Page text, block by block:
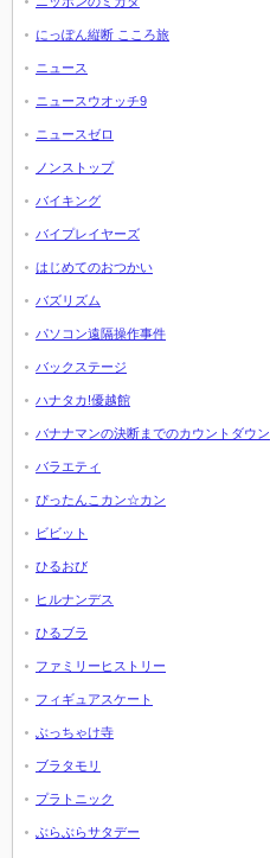
にっぽん縦断 こころ旅
ニュース
ニュースウオッチ9
ニュースゼロ
ノンストップ
バイキング
バイプレイヤーズ
はじめてのおつかい
バズリズム
パソコン遠隔操作事件
バックステージ
ハナタカ!優越館
バナナマンの決断までのカウントダウン
バラエティ
ぴったんこカン☆カン
ビビット
ひるおび
ヒルナンデス
ひるブラ
ファミリーヒストリー
フィギュアスケート
ぶっちゃけ寺
ブラタモリ
プラトニック
ぶらぶらサタデー